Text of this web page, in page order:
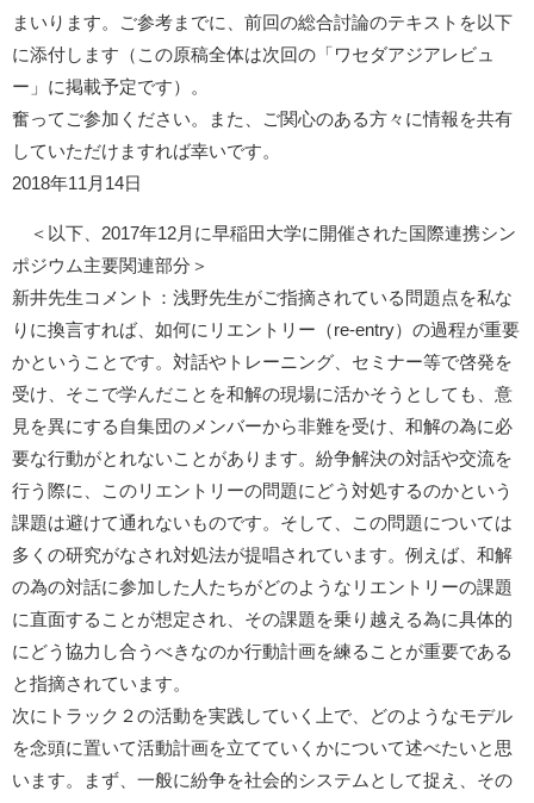
まいります。ご参考までに、前回の総合討論のテキストを以下
に添付します（この原稿全体は次回の「ワセダアジアレビュ
ー」に掲載予定です）。
奮ってご参加ください。また、ご関心のある方々に情報を共有
していただけますれば幸いです。
2018年11月14日
＜以下、2017年12月に早稲田大学に開催された国際連携シン
ポジウム主要関連部分＞
新井先生コメント：浅野先生がご指摘されている問題点を私な
りに換言すれば、如何にリエントリー（re-entry）の過程が重要
かということです。対話やトレーニング、セミナー等で啓発を
受け、そこで学んだことを和解の現場に活かそうとしても、意
見を異にする自集団のメンバーから非難を受け、和解の為に必
要な行動がとれないことがあります。紛争解決の対話や交流を
行う際に、このリエントリーの問題にどう対処するのかという
課題は避けて通れないものです。そして、この問題については
多くの研究がなされ対処法が提唱されています。例えば、和解
の為の対話に参加した人たちがどのようなリエントリーの課題
に直面することが想定され、その課題を乗り越える為に具体的
にどう協力し合うべきなのか行動計画を練ることが重要である
と指摘されています。
次にトラック２の活動を実践していく上で、どのようなモデル
を念頭に置いて活動計画を立てていくかについて述べたいと思
います。まず、一般に紛争を社会的システムとして捉え、その